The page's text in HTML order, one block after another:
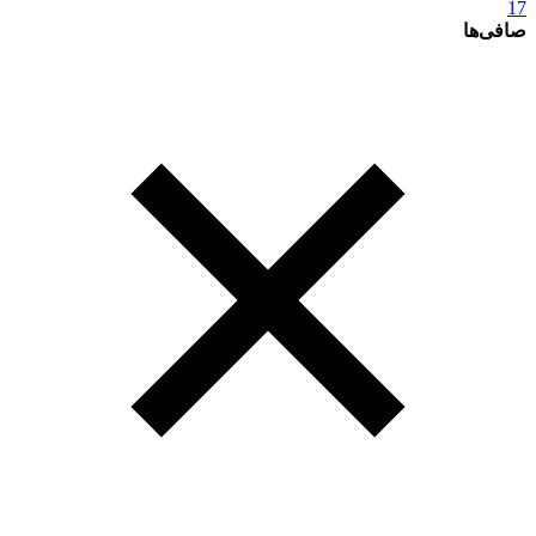
17
صافی‌ها